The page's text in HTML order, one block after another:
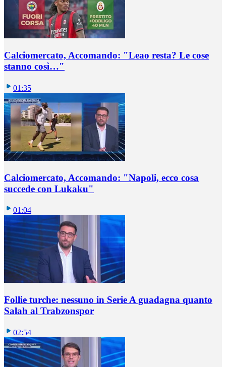
Calciomercato, Accomando: "Leao resta? Le cose
stanno così…"
01:35
Calciomercato, Accomando: "Napoli, ecco cosa
succede con Lukaku"
01:04
Follie turche: nessuno in Serie A guadagna quanto
Salah al Trabzonspor
02:54